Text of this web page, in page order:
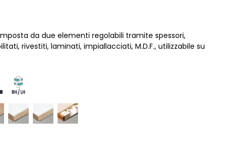
da due elementi regolabili tramite spessori,
rivestiti, laminati, impiallacciati, M.D.F., utilizzabile su